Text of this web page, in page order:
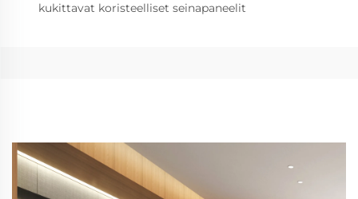
kukittavat koristeelliset seinapaneelit